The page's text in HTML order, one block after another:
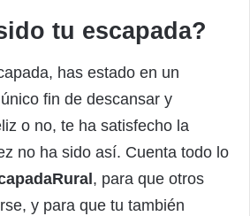
tu escapada?
has estado en un
fin de descansar y
o no, te ha satisfecho la
no ha sido así. Cuenta todo lo
, para que otros
y para que tu también